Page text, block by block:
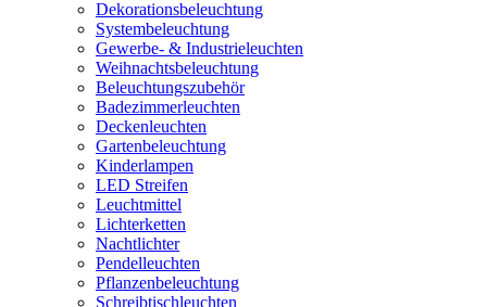
Dekorationsbeleuchtung
Systembeleuchtung
Gewerbe- & Industrieleuchten
Weihnachtsbeleuchtung
Beleuchtungszubehör
Badezimmerleuchten
Deckenleuchten
Gartenbeleuchtung
Kinderlampen
LED Streifen
Leuchtmittel
Lichterketten
Nachtlichter
Pendelleuchten
Pflanzenbeleuchtung
Schreibtischleuchten